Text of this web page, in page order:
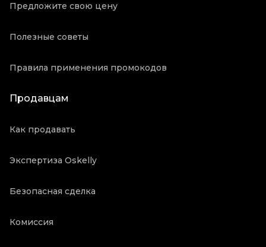
Предложите свою цену
Полезные советы
Правила применения промокодов
Продавцам
Как продавать
Экспертиза Oskelly
Безопасная сделка
Комиссия